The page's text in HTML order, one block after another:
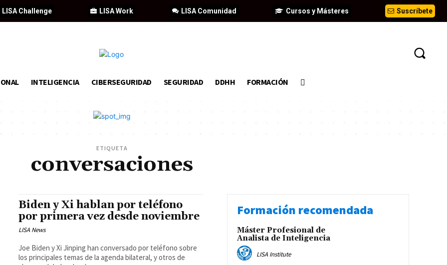
Suscríbete
Cursos y Másteres
LISA Comunidad
LISA Work
LISA Challenge
INTELIGENCIA CIBERSEGURIDAD SEGURIDAD DDHH FORMACIÓN
ETIQUETA
conversaciones
Biden y Xi hablan por teléfono
por primera vez desde noviembre
LISA News
Joe Biden y Xi Jinping han conversado por teléfono sobre
los principales temas de la agenda bilateral, y otros de
Formación recomendada
Máster Profesional de
Analista de Inteligencia
LISA Institute